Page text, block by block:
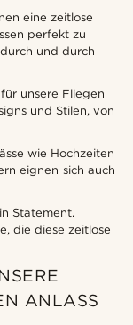
eine zeitlose
perfekt zu
und durch
unsere Fliegen
und Stilen, von
wie Hochzeiten
eignen sich auch
Statement.
die diese zeitlose
ANLASS